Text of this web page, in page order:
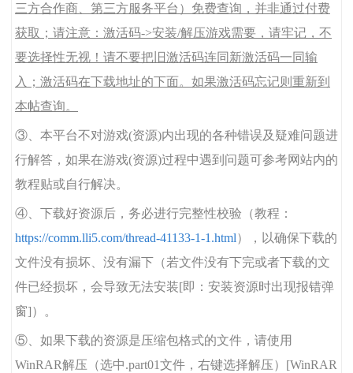
三方合作商、第三方服务平台）免费查询，并非通过付费
获取；请注意：激活码->安装/解压游戏需要，请牢记，不
要选择性无视！请不要把旧激活码连同新激活码一同输
入；激活码在下载地址的下面。如果激活码忘记则重新到
本帖查询。
③、本平台不对游戏(资源)内出现的各种错误及疑难问题进
行解答，如果在游戏(资源)过程中遇到问题可参考网站内的
教程贴或自行解决。
④、下载好资源后，务必进行完整性校验（教程：
https://comm.lli5.com/thread-41133-1-1.html），以确保下载的
文件没有损坏、没有漏下（若文件没有下完或者下载的文
件已经损坏，会导致无法安装[即：安装资源时出现报错弹
窗]）。
⑤、如果下载的资源是压缩包格式的文件，请使用
WinRAR解压（选中.part01文件，右键选择解压）[WinRAR